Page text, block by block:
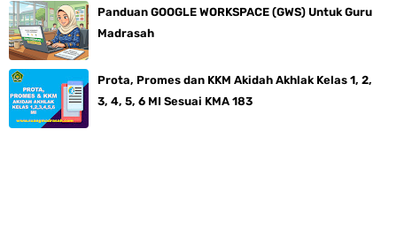
Panduan GOOGLE WORKSPACE (GWS) Untuk Guru
Madrasah
Prota, Promes dan KKM Akidah Akhlak Kelas 1, 2,
3, 4, 5, 6 MI Sesuai KMA 183